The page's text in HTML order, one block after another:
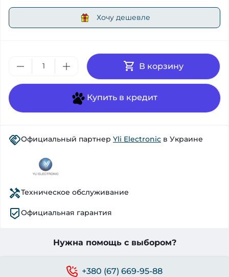
Хочу дешевле
В корзину
Купить в кредит
Официальный партнер Yli Electronic в Украине
Техническое обслуживание
Официальная гарантия
Нужна помощь с выбором?
+380 (67) 669-95-88